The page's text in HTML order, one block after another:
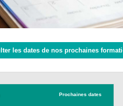
Prochaines dates